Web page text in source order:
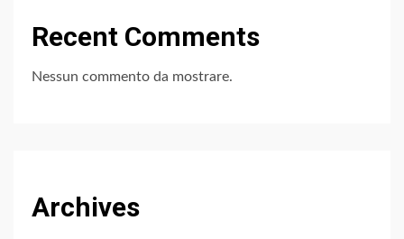
Recent Comments
Nessun commento da mostrare.
Archives